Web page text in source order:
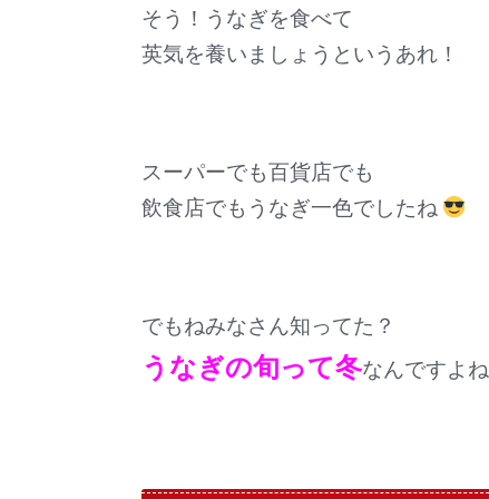
そう！うなぎを食べて
英気を養いましょうというあれ！
スーパーでも百貨店でも
飲食店でもうなぎ一色でしたね
でもねみなさん知ってた？
うなぎの旬って冬なんですよね